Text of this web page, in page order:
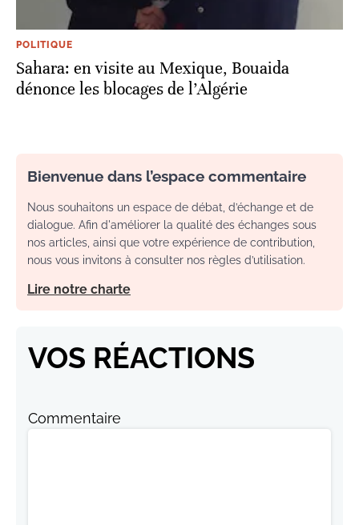
POLITIQUE
Sahara: en visite au Mexique, Bouaida
dénonce les blocages de l’Algérie
Bienvenue dans l’espace commentaire
Nous souhaitons un espace de débat, d’échange et de
dialogue. Afin d'améliorer la qualité des échanges sous
nos articles, ainsi que votre expérience de contribution,
nous vous invitons à consulter nos règles d’utilisation.
Lire notre charte
VOS RÉACTIONS
Commentaire